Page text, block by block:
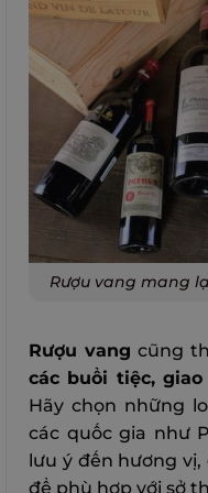
Rượu vang mang
Rượu vang cũng
các buổi tiệc,
Hãy chọn những
các quốc gia như
lưu ý đến hương
để phù hợp với sở